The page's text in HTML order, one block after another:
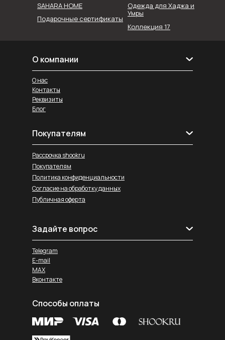
Коллекция 17
SAHARA HOME
Подарочные сертификаты
Одежда для Хаджа и
Умры
О компании
Реквизиты
Блог
О нас
Контакты
Покупателям
Рассрочка shookru
Покупателям
Политика конфиденциальности
Согласие на обработку данных
Публичная оферта
Задайте вопрос
Telegram
E-mail
MAX
Вконтакте
Способы оплаты